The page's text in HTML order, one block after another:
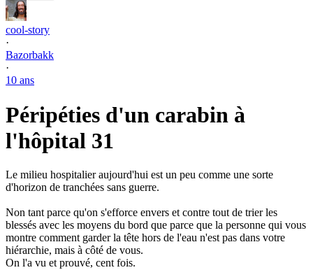
cool-story
·
Bazorbakk
·
10 ans
Péripéties d'un carabin à
l'hôpital 31
Le milieu hospitalier aujourd'hui est un peu comme une sorte
d'horizon de tranchées sans guerre.
Non tant parce qu'on s'efforce envers et contre tout de trier les
blessés avec les moyens du bord que parce que la personne qui vous
montre comment garder la tête hors de l'eau n'est pas dans votre
hiérarchie, mais à côté de vous.
On l'a vu et prouvé, cent fois.